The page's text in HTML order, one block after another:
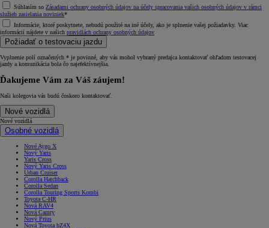
Súhlasím so Zásadami ochrany osobných údajov na účely spracovania vašich osobných údajov v rámci
služieb zasielania noviniek*
Informácie, ktoré poskytnete, nebudú použité na iné účely, ako je splnenie vašej požiadavky. Viac
informácií nájdete v našich pravidlách ochrany osobných údajov
Požiadať o testovaciu jazdu
Vyplnenie polí označených * je povinné, aby vás mohol vybraný predajca kontaktovať ohľadom testovacej
jazdy a komunikácia bola čo najefektívnejšia.
Ďakujeme Vám za Váš záujem!
Naši kolegovia vás budú čoskoro kontaktovať.
Nové vozidlá
Nové vozidlá
Osobné vozidlá
Nové Aygo X
Nový Yaris
Yaris Cross
Nový Yaris Cross
Urban Cruiser
Corolla Hatchback
Corolla Sedan
Corolla Touring Sports Kombi
Toyota C-HR
Nová RAV4
Nová Camry
Nový Prius
Nová Toyota bZ4X